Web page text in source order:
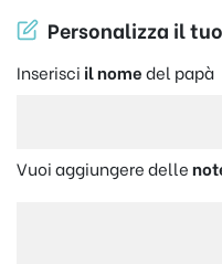
Personalizza il
Inserisci il nomedel papà
Vuoi aggiungere delle